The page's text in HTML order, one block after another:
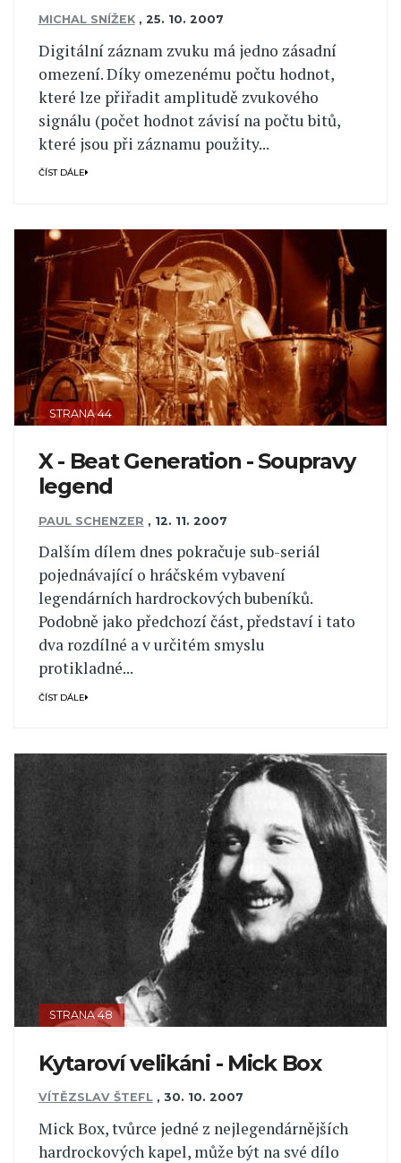
MICHAL SNÍŽEK , 25. 10. 2007
Digitální záznam zvuku má jedno zásadní
omezení. Díky omezenému počtu hodnot,
které lze přiřadit amplitudě zvukového
signálu (počet hodnot závisí na počtu bitů,
které jsou při záznamu použity...
ČÍST DÁLE
STRANA 44
X - Beat Generation - Soupravy
legend
PAUL SCHENZER , 12. 11. 2007
Dalším dílem dnes pokračuje sub-seriál
pojednávající o hráčském vybavení
legendárních hardrockových bubeníků.
Podobně jako předchozí část, představí i tato
dva rozdílné a v určitém smyslu
protikladné...
ČÍST DÁLE
STRANA 48
Kytaroví velikáni - Mick Box
VÍTĚZSLAV ŠTEFL , 30. 10. 2007
Mick Box, tvůrce jedné z nejlegendárnějších
hardrockových kapel, může být na své dílo